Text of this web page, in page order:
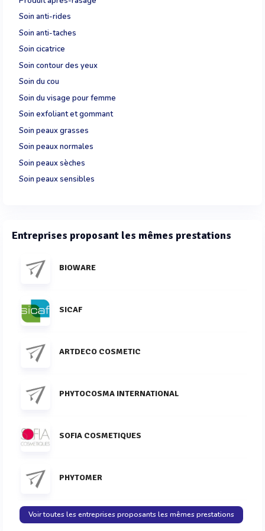
Soin anti-rides
Soin anti-taches
Soin cicatrice
Soin contour des yeux
Soin du cou
Soin du visage pour femme
Soin exfoliant et gommant
Soin peaux grasses
Soin peaux normales
Soin peaux sèches
Soin peaux sensibles
Entreprises proposant les mêmes prestations
BIOWARE
SICAF
ARTDECO COSMETIC
PHYTOCOSMA INTERNATIONAL
SOFIA COSMETIQUES
PHYTOMER
Voir toutes les entreprises proposants les mêmes prestations